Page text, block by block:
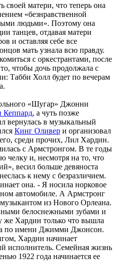
своей матери, что теперь она
«безнравственной
людьми». Поэтому она
танцев, отдавая матери
и оставляя себе все
мать узнала всю правду.
с оркестрантами, после
чтобы дочь продолжала с
Табби Холл будет по вечерам
«Шугар» Джонни
Кеппард, а чуть позже
вернулась в музыкальный
Кинг Оливер и организовал
среди прочих, Лил Хардин.
с Армстронгом. В те годы
челку и, несмотря на то, что
весил больше девяноста
к нему с безразличием.
она. - Я носила норковое
автомобиле. А Армстронг
из Нового Орлеана.
белоснежными зубами и
же Хардин только что вышла
по имени Джимми Джонсон.
Хардин начинает
исполнитель. Семейная жизнь
1922 года начинается ее